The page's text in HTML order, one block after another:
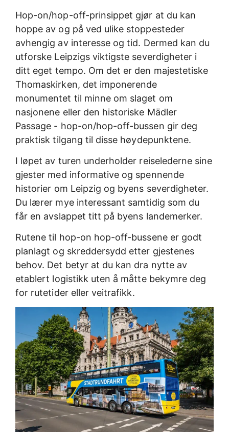
Hop-on/hop-off-prinsippet gjør at du kan
hoppe av og på ved ulike stoppesteder
avhengig av interesse og tid. Dermed kan du
utforske Leipzigs viktigste severdigheter i
ditt eget tempo. Om det er den majestetiske
Thomaskirken, det imponerende
monumentet til minne om slaget om
nasjonene eller den historiske Mädler
Passage - hop-on/hop-off-bussen gir deg
praktisk tilgang til disse høydepunktene.
I løpet av turen underholder reiselederne sine
gjester med informative og spennende
historier om Leipzig og byens severdigheter.
Du lærer mye interessant samtidig som du
får en avslappet titt på byens landemerker.
Rutene til hop-on hop-off-bussene er godt
planlagt og skreddersydd etter gjestenes
behov. Det betyr at du kan dra nytte av
etablert logistikk uten å måtte bekymre deg
for rutetider eller veitrafikk.